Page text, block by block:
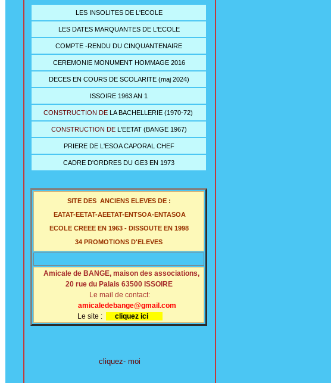
LES INSOLITES DE L'ECOLE
LES DATES MARQUANTES DE L'ECOLE
COMPTE -RENDU DU CINQUANTENAIRE
CEREMONIE MONUMENT HOMMAGE 2016
DECES EN COURS DE SCOLARITE (maj 2024)
ISSOIRE 1963 AN 1
CONSTRUCTION DELA BACHELLERIE (1970-72)
CONSTRUCTION DEL'EETAT (BANGE 1967)
PRIERE DE L'ESOA CAPORAL CHEF
CADRE D'ORDRES DU GE3 EN 1973
SITE DES ANCIENS ELEVES DE :
EATAT-EETAT-AEETAT-ENTSOA-ENTASOA
ECOLE CREEE EN 1963 - DISSOUTE EN 1998
34 PROMOTIONS D'ELEVES
Amicale de BANGE, maison des associations,
20 rue du Palais 63500 ISSOIRE
Le mail de contact:
amicaledebange@gmail.com
Le site :
cliquez ici
cliquez- moi